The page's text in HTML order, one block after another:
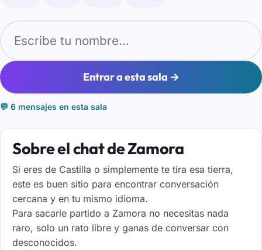
Entrar a esta sala →
💬 6 mensajes en esta sala
Sobre el chat de Zamora
Si eres de Castilla o simplemente te tira esa tierra,
este es buen sitio para encontrar conversación
cercana y en tu mismo idioma.
Para sacarle partido a Zamora no necesitas nada
raro, solo un rato libre y ganas de conversar con
desconocidos.